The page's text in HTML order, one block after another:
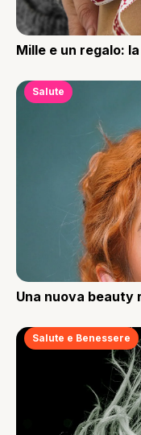
Mille e un regalo:
Salute
Una nuova beauty
Salute e Benessere